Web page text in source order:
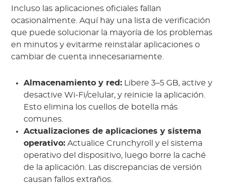
Incluso las aplicaciones oficiales fallan
ocasionalmente. Aquí hay una lista de verificación
que puede solucionar la mayoría de los problemas
en minutos y evitarme reinstalar aplicaciones o
cambiar de cuenta innecesariamente.
Almacenamiento y red: Libere 3–5 GB, active y
desactive Wi-Fi/celular, y reinicie la aplicación.
Esto elimina los cuellos de botella más
comunes.
Actualizaciones de aplicaciones y sistema
operativo: Actualice Crunchyroll y el sistema
operativo del dispositivo, luego borre la caché
de la aplicación. Las discrepancias de versión
causan fallos extraños.